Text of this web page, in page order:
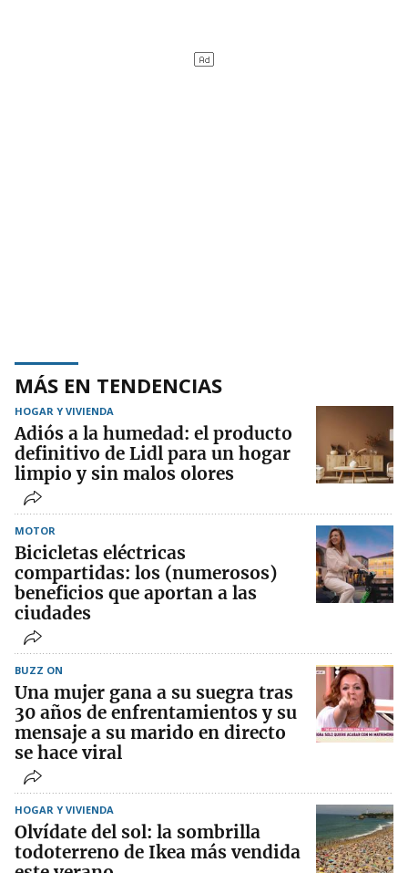
MÁS EN TENDENCIAS
HOGAR Y VIVIENDA
Adiós a la humedad: el producto
definitivo de Lidl para un hogar
limpio y sin malos olores
MOTOR
Bicicletas eléctricas
compartidas: los (numerosos)
beneficios que aportan a las
ciudades
BUZZ ON
Una mujer gana a su suegra tras
30 años de enfrentamientos y su
mensaje a su marido en directo
se hace viral
HOGAR Y VIVIENDA
Olvídate del sol: la sombrilla
todoterreno de Ikea más vendida